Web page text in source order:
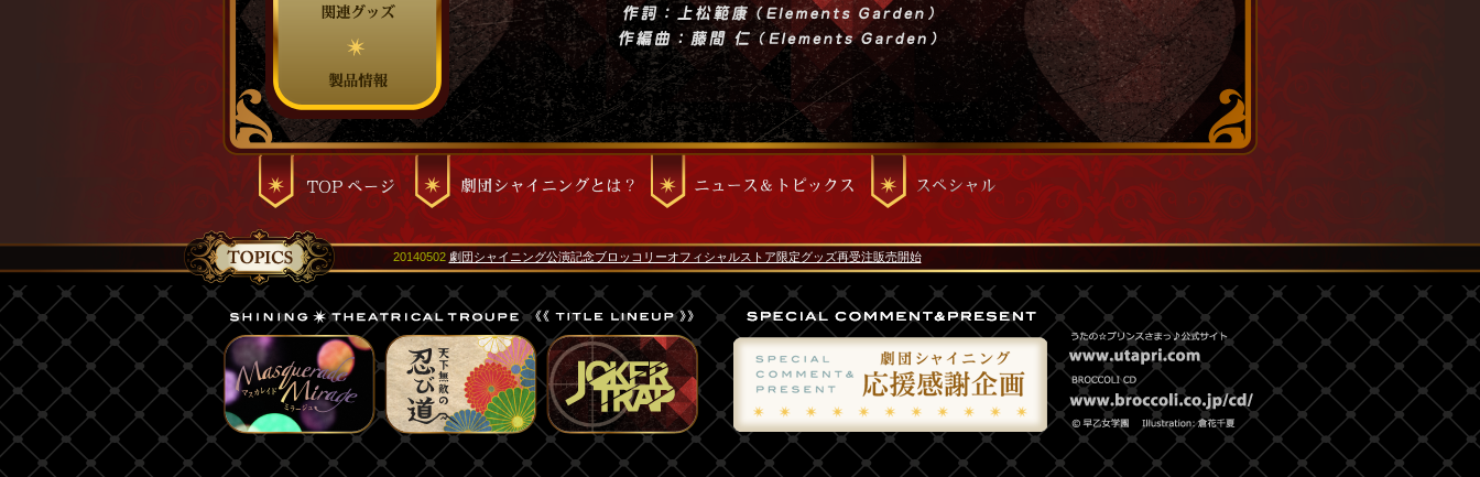
20140502 劇団シャイニング公演記念ブロッコリーオフィシャルストア限定グッズ再受注販売開始